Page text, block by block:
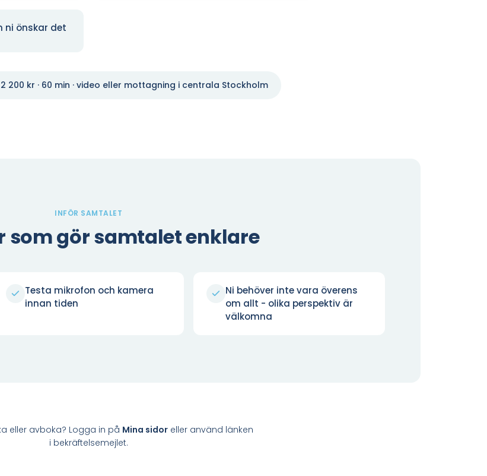
ni önskar det
200 kr · 60 min · video eller mottagning i centrala Stockholm
INFÖR SAMTALET
som gör samtalet enklare
Testa mikrofon och kamera
innan tiden
Ni behöver inte vara överens
om allt - olika perspektiv är
välkomna
eller avboka? Logga in på Mina sidor eller använd länken
i bekräftelsemejlet.